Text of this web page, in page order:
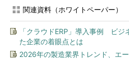
関連資料（ホワイトペーパー）
「クラウドERP」導入事例 ビジ
た企業の着眼点とは
2026年の製造業界トレンド、エ